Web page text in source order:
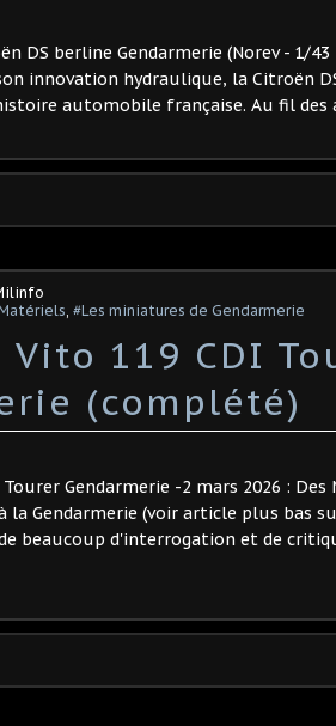
DS berline Gendarmerie (Norev - 1/43
innovation hydraulique, la Citroën
automobile française. Au fil des
, #Les miniatures de Gendarmerie
Vito 119 CDI
(complété)
Tourer Gendarmerie -2 mars 2026 :
la Gendarmerie (voir article plus bas
beaucoup d'interrogation et de